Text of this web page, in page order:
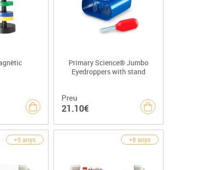
Primary Science® Jumbo
Eyedroppers with stand
Preu
21.10€
+5 anys +8 anys